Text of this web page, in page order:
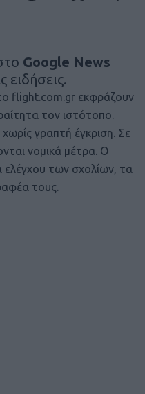
Google News
ειδήσεις.
flight.com.gr εκφράζουν
τον ιστότοπο.
γραπτή έγκριση. Σε
νομικά μέτρα. Ο
ελέγχου των σχολίων, τα
τους.